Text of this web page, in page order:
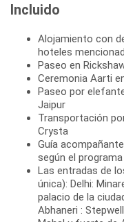
Incluido
Alojamiento con
hoteles
Paseo en
Ceremonia Aarti
Paseo por
Jaipur
Transportación
Crysta
Guía
según el programa
Las entradas de
única): Delhi:
palacio de la
Abhaneri :